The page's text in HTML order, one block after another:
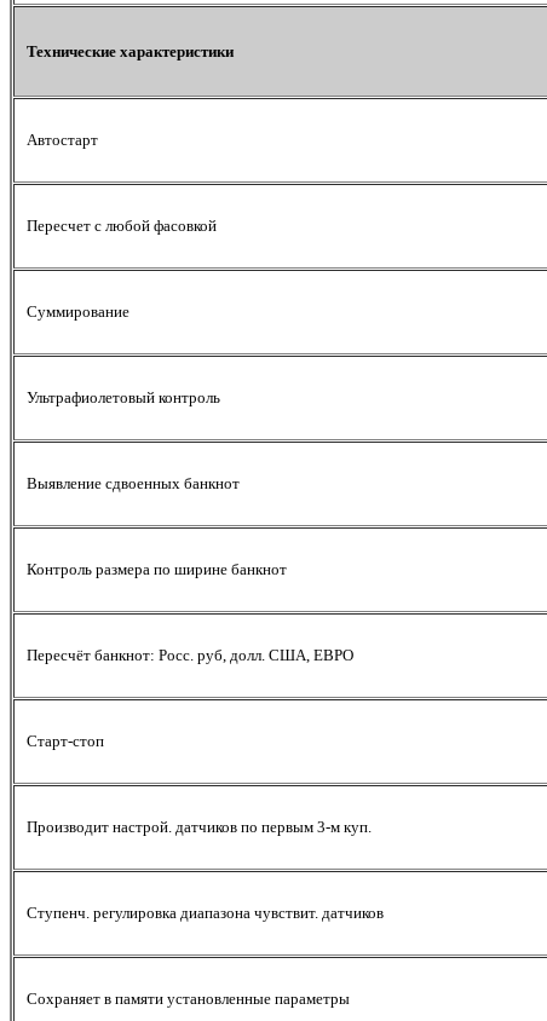
Технические характеристики
Автостарт
Пересчет с любой фасовкой
Суммирование
Ультрафиолетовый контроль
Выявление сдвоенных банкнот
Контроль размера по ширине банкнот
Пересчёт банкнот: Росс. руб, долл. США, ЕВРО
Старт-стоп
Производит настрой. датчиков по первым 3-м куп.
Ступенч. регулировка диапазона чувствит. датчиков
Сохраняет в памяти установленные параметры